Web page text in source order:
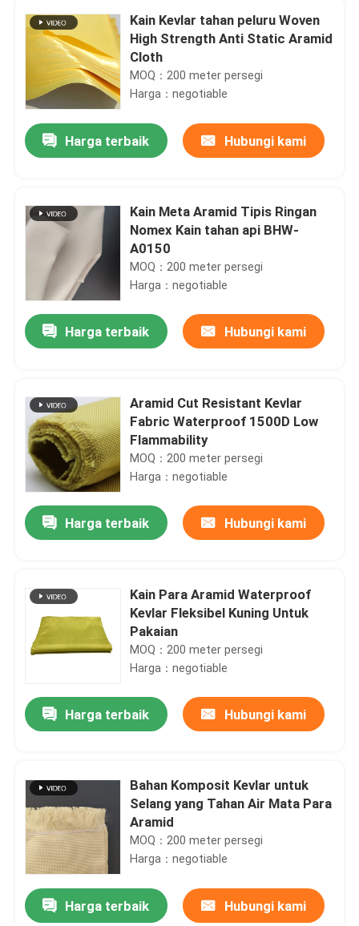
Rumah
Produk
Video
Kain Kevlar tahan peluru Woven
High Strength Anti Static Aramid
Cloth
MOQ：200 meter persegi
Harga：negotiable
Harga terbaik Hubungi kami
Kain Meta Aramid Tipis Ringan
Nomex Kain tahan api BHW-
A0150
MOQ：200 meter persegi
Harga：negotiable
Harga terbaik Hubungi kami
Aramid Cut Resistant Kevlar
Fabric Waterproof 1500D Low
Flammability
MOQ：200 meter persegi
Harga：negotiable
Harga terbaik Hubungi kami
Kain Para Aramid Waterproof
Kevlar Fleksibel Kuning Untuk
Pakaian
MOQ：200 meter persegi
Harga：negotiable
Harga terbaik Hubungi kami
Bahan Komposit Kevlar untuk
Selang yang Tahan Air Mata Para
Aramid
MOQ：200 meter persegi
Harga：negotiable
Harga terbaik Hubungi kami